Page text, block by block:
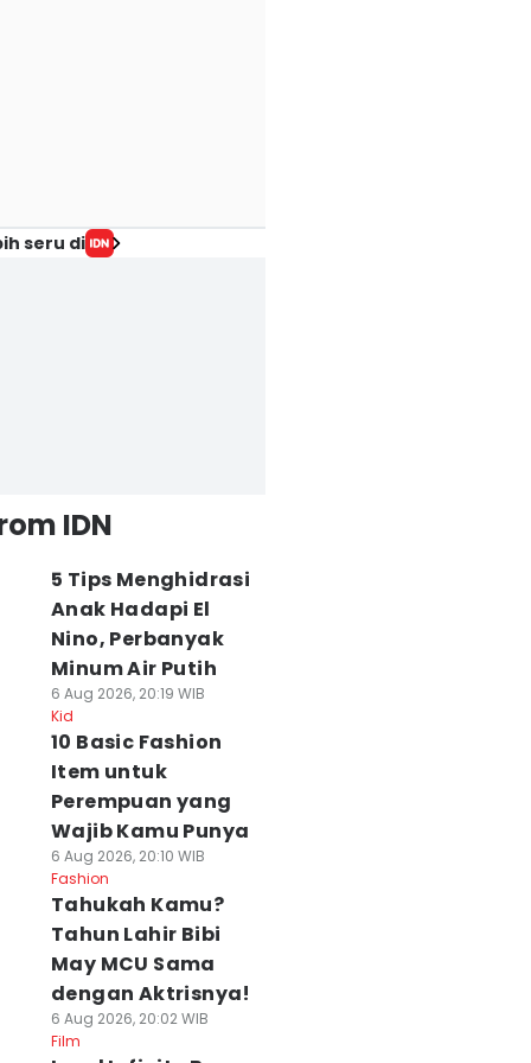
seru di
IDN
5 Tips Menghidrasi
Anak Hadapi El
Nino, Perbanyak
Minum Air Putih
6 Aug 2026, 20:19 WIB
Kid
10 Basic Fashion
Item untuk
Perempuan yang
Wajib Kamu Punya
6 Aug 2026, 20:10 WIB
Fashion
Tahukah Kamu?
Tahun Lahir Bibi
May MCU Sama
dengan Aktrisnya!
6 Aug 2026, 20:02 WIB
Film